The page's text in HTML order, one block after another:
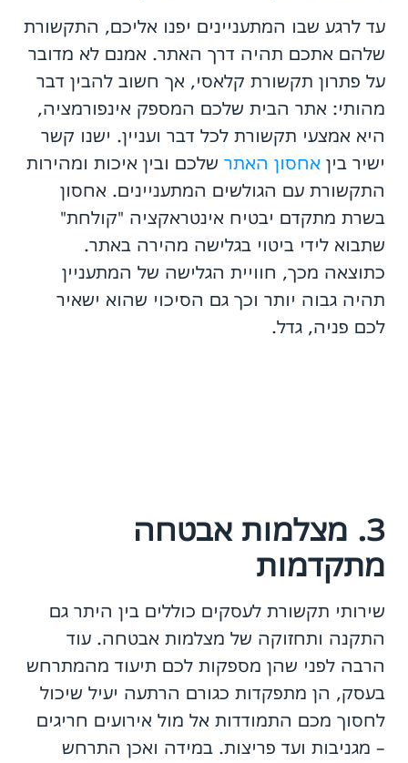
עד לרגע שבו המתעניינים יפנו אליכם, התקשורת
שלהם אתכם תהיה דרך האתר. אמנם לא מדובר
על פתרון תקשורת קלאסי, אך חשוב להבין דבר
מהותי: אתר הבית שלכם המספק אינפורמציה,
היא אמצעי תקשורת לכל דבר ועניין. ישנו קשר
ישיר בין אחסון האתר שלכם ובין איכות ומהירות
התקשורת עם הגולשים המתעניינים. אחסון
בשרת מתקדם יבטיח אינטראקציה "קולחת"
שתבוא לידי ביטוי בגלישה מהירה באתר.
כתוצאה מכך, חוויית הגלישה של המתעניין
תהיה גבוה יותר וכך גם הסיכוי שהוא ישאיר
לכם פניה, גדל.
3. מצלמות אבטחה
מתקדמות
שירותי תקשורת לעסקים כוללים בין היתר גם
התקנה ותחזוקה של מצלמות אבטחה. עוד
הרבה לפני שהן מספקות לכם תיעוד מהמתרחש
בעסק, הן מתפקדות כגורם הרתעה יעיל שיכול
לחסוך מכם התמודדות אל מול אירועים חריגים
– מגניבות ועד פריצות. במידה ואכן התרחש